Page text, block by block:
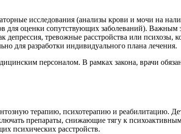
исследования (анализы крови и мочи на
оценки сопутствующих заболеваний). Важным
тревожные расстройства или психозы,
для разработки индивидуального плана лечения.
персоналом. В рамках закона, врачи
терапию, психотерапию и реабилитацию.
препараты, снижающие тягу к
психических расстройств.